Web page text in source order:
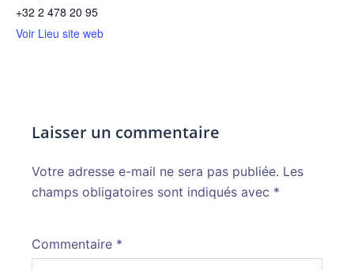
+32 2 478 20 95
Voir Lieu site web
Laisser un commentaire
Votre adresse e-mail ne sera pas publiée. Les
champs obligatoires sont indiqués avec *
Commentaire *
Alternative: